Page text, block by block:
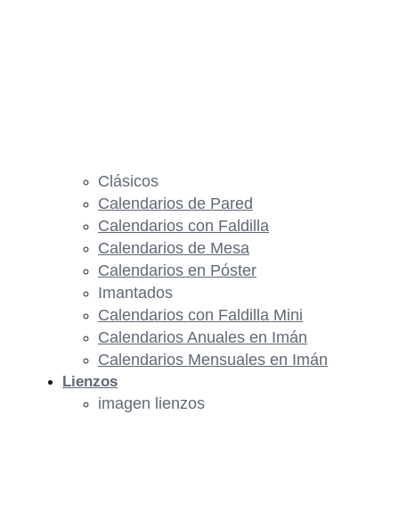
Clásicos
Calendarios de Pared
Calendarios con Faldilla
Calendarios de Mesa
Calendarios en Póster
Imantados
Calendarios con Faldilla Mini
Calendarios Anuales en Imán
Calendarios Mensuales en Imán
Lienzos
imagen lienzos